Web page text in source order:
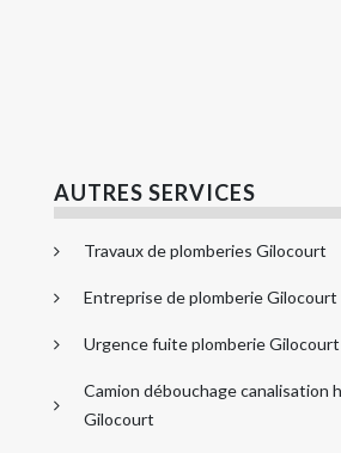
AUTRES SERVICES
Travaux de plomberies Gilocourt
Entreprise de plomberie Gilocourt
Urgence fuite plomberie Gilocourt
Camion débouchage canalisation
Gilocourt